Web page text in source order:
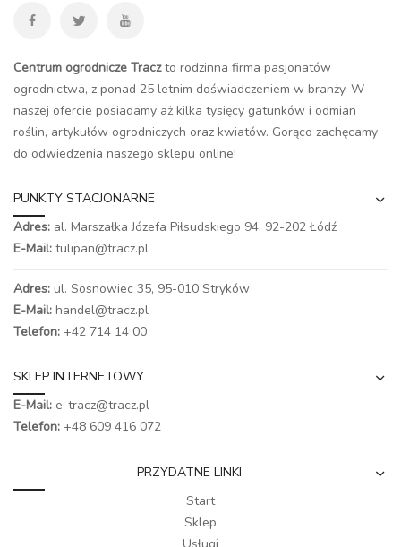
Centrum ogrodnicze Traczto rodzinna firma pasjonatów
ogrodnictwa, z ponad 25 letnim doświadczeniem w branży. W
naszej ofercie posiadamy aż kilka tysięcy gatunków i odmian
roślin, artykułów ogrodniczych oraz kwiatów. Gorąco zachęcamy
do odwiedzenia naszego sklepu online!
PUNKTY STACJONARNE
Adres: al. Marszałka Józefa Piłsudskiego 94, 92-202 Łódź
E-Mail: tulipan@tracz.pl
Adres: ul. Sosnowiec 35, 95-010 Stryków
E-Mail: handel@tracz.pl
Telefon: +42 714 14 00
SKLEP INTERNETOWY
E-Mail: e-tracz@tracz.pl
Telefon: +48 609 416 072
PRZYDATNE LINKI
Start
Sklep